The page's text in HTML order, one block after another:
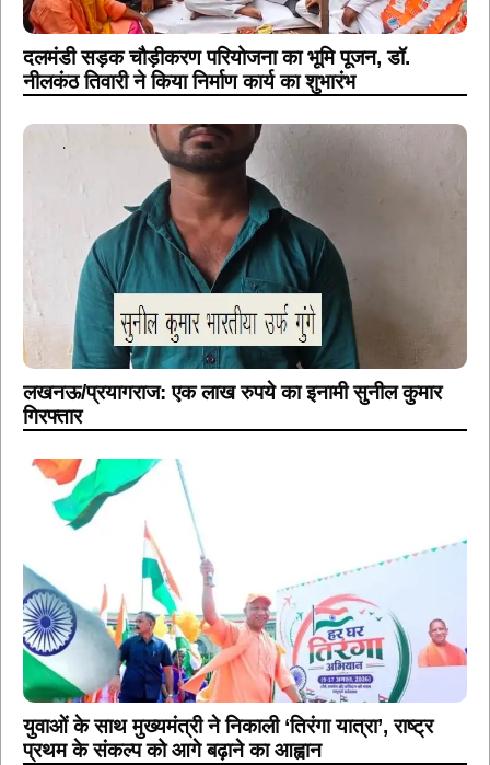
दलमंडी सड़क चौड़ीकरण परियोजना का भूमि पूजन, डॉ.
नीलकंठ तिवारी ने किया निर्माण कार्य का शुभारंभ
लखनऊ/प्रयागराज: एक लाख रुपये का इनामी सुनील कुमार
गिरफ्तार
युवाओं के साथ मुख्यमंत्री ने निकाली ‘तिरंगा यात्रा’, राष्ट्र
प्रथम के संकल्प को आगे बढ़ाने का आह्वान